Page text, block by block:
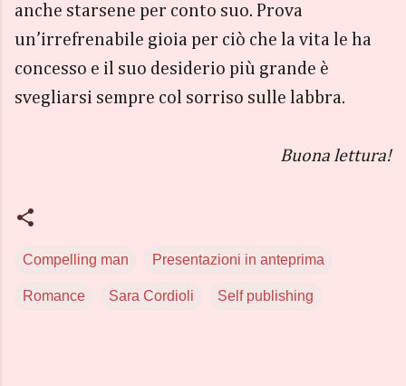
anche starsene per conto suo. Prova
un’irrefrenabile gioia per ciò che la vita le ha
concesso e il suo desiderio più grande è
svegliarsi sempre col sorriso sulle labbra.
Buona lettura!
Compelling man Presentazioni in anteprima
Romance Sara Cordioli Self publishing